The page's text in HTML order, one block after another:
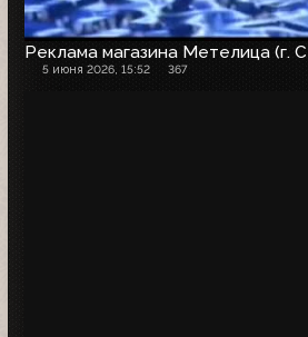
Реклама магазина Метелица (г.
5 июня 2026, 15:52 367